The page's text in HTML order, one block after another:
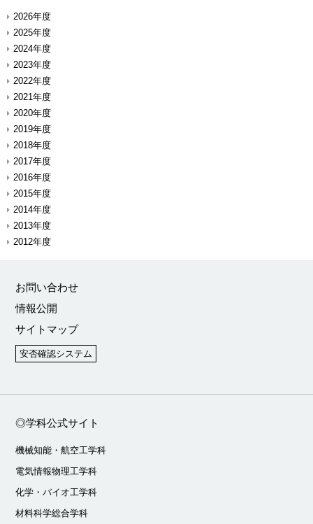
2026年度
2025年度
2024年度
2023年度
2022年度
2021年度
2020年度
2019年度
2018年度
2017年度
2016年度
2015年度
2014年度
2013年度
2012年度
お問い合わせ
情報公開
サイトマップ
安否確認システム
◎学科公式サイト
機械知能・航空工学科
電気情報物理工学科
化学・バイオ工学科
材料科学総合学科